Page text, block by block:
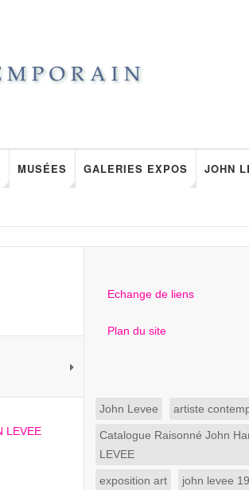
MUSÉES GALERIES EXPOS JOHN
Echange de liens
Plan du site
John Levee artiste
Catalogue Raisonné John
LEVEE
exposition art john levee